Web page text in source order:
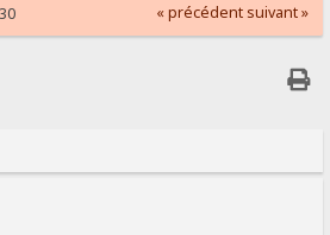
« précédent suivant »